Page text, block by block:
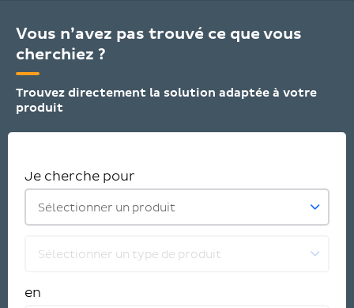
Vous n’avez pas trouvé ce que vous
cherchiez ?
Trouvez directement la solution adaptée à votre
produit
Je cherche pour
Sélectionner un produit
Sélectionner un type de produit
en